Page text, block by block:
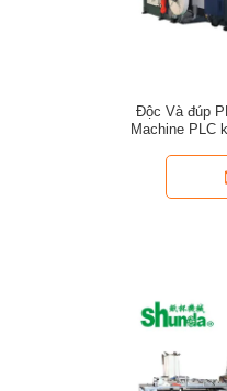
Độc Và đúp
Machine PLC